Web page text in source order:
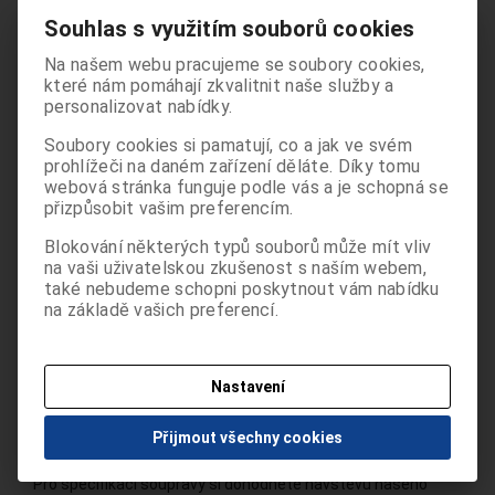
- 4 nástroje lékaře s bočním ovládacím panelem
- ovládání funkcí soupravy přes fóliovou klávesnici stolku
lékaře
- elektronická funkce cyklického reverzování mikromotoru
(Giromatic)
- nastavení výkonu nástrojů přes fóliovú klávesnici anebo
proporcionálně nožním ovladačem
- systém ejektorového odsávání - odsliňovač i odsávačka
nožním ovladačem
- přívody energií pod předním krytem křesla
- regulace vody pro všechny nástroje s možností
samostatné regulace každého nástroje
EDI
Další informace naleznete v záložce Dokumentace
Pro specifikaci soupravy si dohodněte návštěvu našeho
Oddělení Pro stomatology je určeno
odborným pracovníkům ve zdravotnictví a
informace zde uvedené nejsou určeny pro
těchto stránek potvrzujete, že jste
odborníkem ve smyslu §2a zákona č.
40/1995 Sb. o regulaci reklamy.
Beru na vědomí, že informace obsažené
dále na těchto stránkách nejsou určeny
laické veřejnosti, nýbrž zdravotnickým
odborníkům, a to se všemi riziky a důsledky
z toho plynoucími pro laickou veřejnost.
ANO POTVRZUJI
NEJSEM ODBORNÍK
Souhlas s využitím souborů cookies
Na našem webu pracujeme se soubory cookies,
které nám pomáhají zkvalitnit naše služby a
personalizovat nabídky.
Soubory cookies si pamatují, co a jak ve svém
prohlížeči na daném zařízení děláte. Díky tomu
webová stránka funguje podle vás a je schopná se
přizpůsobit vašim preferencím.
Blokování některých typů souborů může mít vliv
na vaši uživatelskou zkušenost s naším webem,
také nebudeme schopni poskytnout vám nabídku
na základě vašich preferencí.
Nastavení
Přijmout všechny cookies